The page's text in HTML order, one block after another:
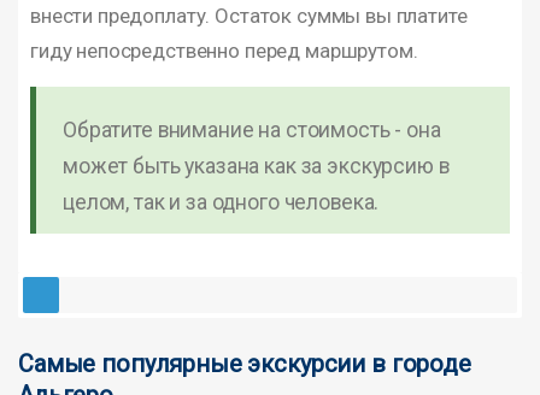
внести предоплату. Остаток суммы вы платите
гиду непосредственно перед маршрутом.
Обратите внимание на стоимость - она
может быть указана как за экскурсию в
целом, так и за одного человека.
Самые популярные экскурсии в городе